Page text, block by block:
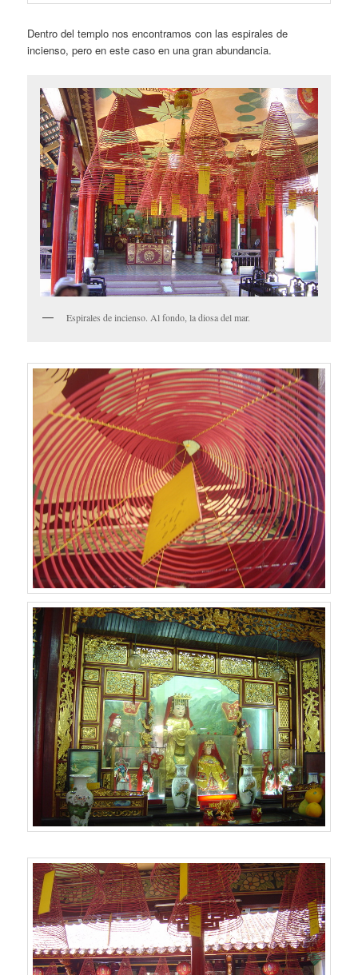
Dentro del templo nos encontramos con las espirales de
incienso, pero en este caso en una gran abundancia.
Espirales de incienso. Al fondo, la diosa del mar.